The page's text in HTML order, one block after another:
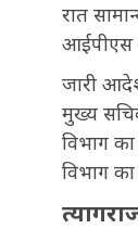
रात
आईपीएस
जारी
मुख्य
विभाग
विभाग